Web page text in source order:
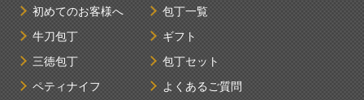
初めてのお客様へ
牛刀包丁
三徳包丁
ペティナイフ
包丁一覧
ギフト
包丁セット
よくあるご質問